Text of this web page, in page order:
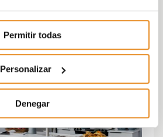
Permitir todas
Personalizar
Denegar